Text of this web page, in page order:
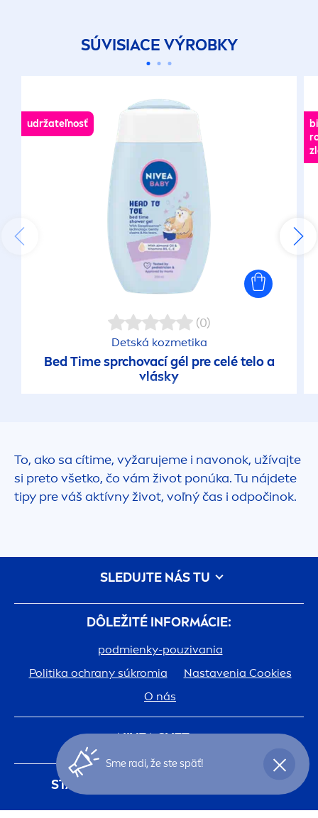
SÚVISIACE VÝROBKY
udržateľnosť
(0)
Detská kozmetika
Bed Time sprchovací gél pre celé telo a
vlásky
To, ako sa cítime, vyžarujeme i navonok, užívajte
si preto všetko, čo vám život ponúka. Tu nájdete
tipy pre váš aktívny život, voľný čas i odpočinok.
DÔLEŽITÉ INFORMÁCIE:
podmienky-pouzivania
Politika ochrany súkromia
Nastavenia Cookies
O nás
NIVEASVET:
História
Kariéra v spoločnosti Beiersdorf
Jedna pokožka. Jedna planéta. Jedna starostlivosť.
Kontakt
STAŇTE SA ČLENOM
Registráciou doNIVEAklubu budete mať
SLEDUJTE NÁS TU
Sme radi, že ste späť!